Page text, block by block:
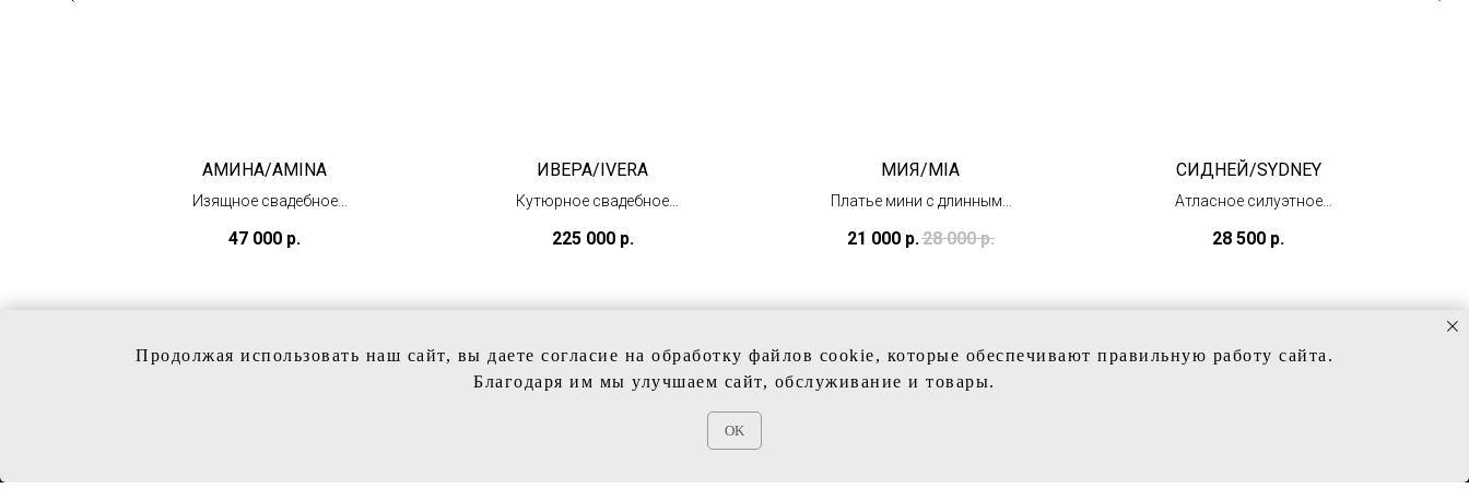
АМИНА/AMINA
Изящное свадебное
(в наличии)
47 000 р.
ИВЕРА/IVERA
Кутюрное свадебное
(под заказ)
225 000 р.
МИЯ/MIA
Платье мини с длинными
(в наличии)
21 000 р.28 000 р.
СИДНЕЙ/SYDNEY
Атласное силуэтное
(в наличии)
28 500 р.
Продолжая использовать наш сайт, вы даете согласие на обработку файлов cookie, которые обеспечивают правильную работу сайта.
Благодаря им мы улучшаем сайт, обслуживание и товары.
OK